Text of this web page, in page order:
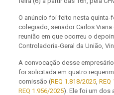
O anúncio foi feito nesta quinta-
colegiado, senador Carlos Viana
reunião em que ocorreu o
Controladoria-Geral da União,
A convocação desse
foi solicitada em quatro
comissão (REQ 1.818/2025, REQ
REQ 1.956/2025). Ele foi um dos